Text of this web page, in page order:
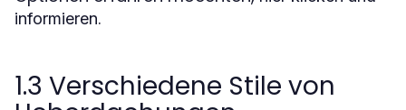
informieren.
1.3 Verschiedene Stile von